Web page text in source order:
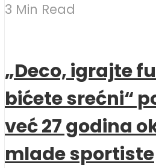
3 Min Read
„Deco, igrajte
bićete srećni“
već 27 godina
mlade sportiste